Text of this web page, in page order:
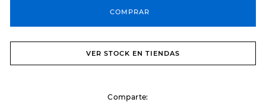
COMPRAR
VER STOCK EN TIENDAS
Comparte